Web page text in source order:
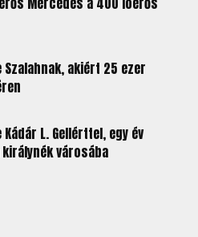
akiért 25 ezer
L. Gellérttel, egy év
városába